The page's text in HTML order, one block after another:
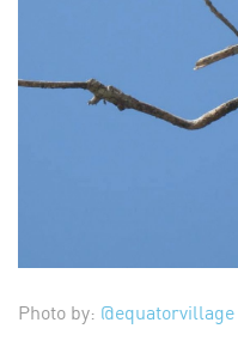
Photo by: @equatorvillage